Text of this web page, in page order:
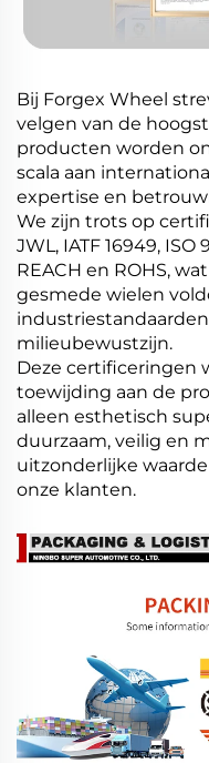
Bij Forgex Wheel
velgen van de
producten worden
scala aan
expertise en
We zijn trots op
JWL, IATF 16949, ISO
REACH en ROHS,
gesmede wielen
milieubewustzijn.
Deze certificeringen
toewijding aan de
alleen esthetisch
duurzaam, veilig en
uitzonderlijke
onze klanten.